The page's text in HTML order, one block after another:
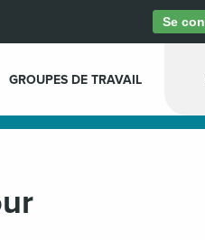
Se
GROUPES DE TRAVAIL